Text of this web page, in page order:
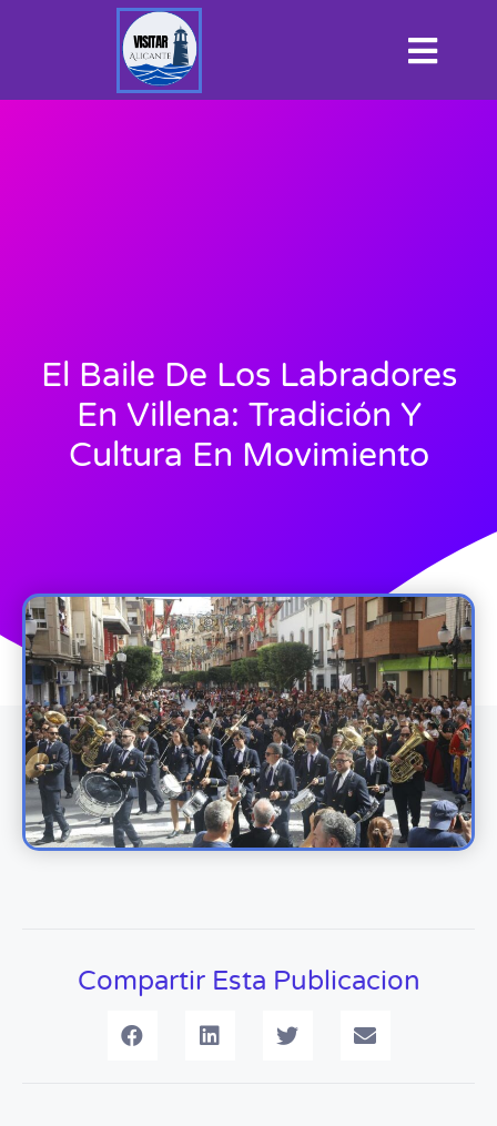
El Baile De Los Labradores
En Villena: Tradición Y
Cultura En Movimiento
Compartir Esta Publicacion